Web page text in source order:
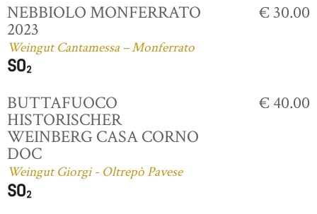
NEBBIOLO MONFERRATO
2023
Weingut Cantamessa – Monferrato
€ 30.00
BUTTAFUOCO
HISTORISCHER
WEINBERG CASA CORNO
DOC
Weingut Giorgi - Oltrepò Pavese
€ 40.00